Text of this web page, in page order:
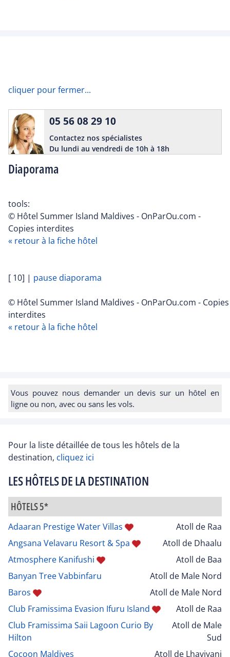
cliquer pour fermer...
Diaporama
05 56 08 29 10
Contactez nos spécialistes
Du lundi au vendredi de 10h à 18h
tools:
© Hôtel Summer Island Maldives - OnParOu.com -
Copies interdites
« retour à la fiche hôtel
[ 10] | pause diaporama
© Hôtel Summer Island Maldives - OnParOu.com - Copies
interdites
« retour à la fiche hôtel
Vous pouvez nous demander un devis sur un hôtel en
ligne ou non, avec ou sans les vols.
Pour la liste détaillée de tous les hôtels de la
destination, cliquez ici
LES HÔTELS DE LA DESTINATION
HÔTELS 5*
Adaaran Prestige Water Villas
Atoll de Raa
Angsana Velavaru Resort & Spa
Atoll de Dhaalu
Atmosphere Kanifushi
Atoll de Baa
Banyan Tree Vabbinfaru
Atoll de Male Nord
Baros
Atoll de Male Nord
Club Framissima Evasion Ifuru Island
Atoll de Raa
Club Framissima Saii Lagoon Curio By
Hilton
Atoll de Male
Sud
Cocoon Maldives
Atoll de Lhaviyani